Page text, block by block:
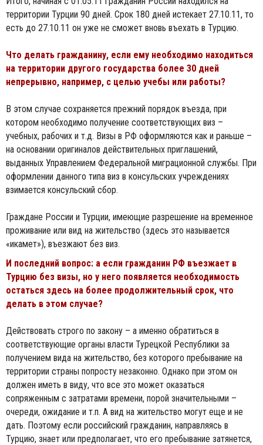
территории Турции 90 дней. Срок 180 дней истекает 27.10.11, то
есть до 27.10.11 он уже не сможет вновь въехать в Турцию.
Что делать гражданину, если ему необходимо находиться
на территории другого государства более 30 дней
непрерывно, например, с целью учебы или работы?
В этом случае сохраняется прежний порядок въезда, при
котором необходимо получение соответствующих виз –
учебных, рабочих и т.д. Визы в РФ оформляются как и раньше –
на основании оригиналов действительных приглашений,
выданных Управлением Федеральной миграционной службы. При
оформлении данного типа виз в консульских учреждениях
взимается консульский сбор.
Граждане России и Турции, имеющие разрешение на временное
проживание или вид на жительство (здесь это называется
«икамет»), въезжают без виз.
И последний вопрос: а если гражданин РФ въезжает в
Турцию без визы, но у него появляется необходимость
остаться здесь на более продолжительный срок, что
делать в этом случае?
Действовать строго по закону – а именно обратиться в
соответствующие органы власти Турецкой Республики за
получением вида на жительство, без которого пребывание на
территории страны попросту незаконно. Однако при этом он
должен иметь в виду, что все это может оказаться
сопряженным с затратами времени, порой значительными –
очереди, ожидание и т.п. А вид на жительство могут еще и не
дать. Поэтому если российский гражданин, направляясь в
Турцию, знает или предполагает, что его пребывание затянется,